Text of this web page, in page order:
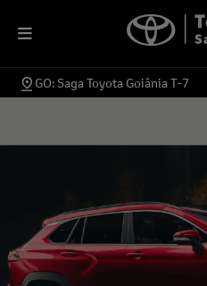
GO: Saga Toyota Goiânia T-7